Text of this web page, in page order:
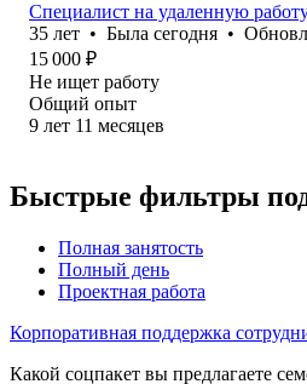
Специалист на удаленную
35 лет • Была сегодня •
15 000 ₽
Не ищет работу
Общий опыт
9 лет 11 месяцев
Быстрые фильтры
Полная занятость
Полный день
Проектная работа
Корпоративная поддержка
Какой соцпакет вы предлагаете